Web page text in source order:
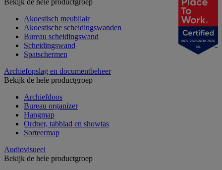
Akoestisch meubilair
Akoestische scheidingswanden
Bureau scheidingswand
Scheidingswand
Spatschermen
Archiefopslag en documentbeheer
Bekijk de hele productgroep
Archiefdoos
Bureau organizer
Hangmap
Ordner, tabblad en showtas
Sorteermap
Audiovisueel
Bekijk de hele productgroep
NOV 2025-NOV 2026
NL